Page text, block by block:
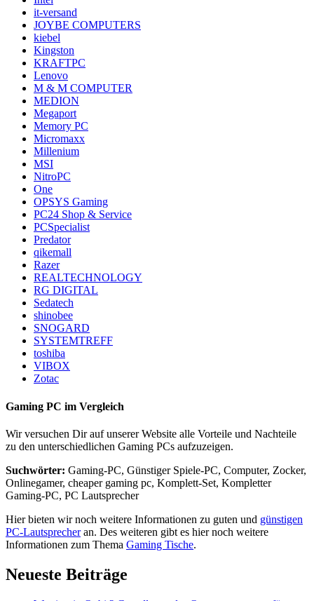
it-versand
JOYBE COMPUTERS
kiebel
Kingston
KRAFTPC
Lenovo
M & M COMPUTER
MEDION
Megaport
Memory PC
Micromaxx
Millenium
MSI
NitroPC
One
OPSYS Gaming
PC24 Shop & Service
PCSpecialist
Predator
qikemall
Razer
REALTECHNOLOGY
RG DIGITAL
Sedatech
shinobee
SNOGARD
SYSTEMTREFF
toshiba
VIBOX
Zotac
Gaming PC im Vergleich
Wir versuchen Dir auf unserer Website alle Vorteile und Nachteile
zu den unterschiedlichen Gaming PCs aufzuzeigen.
Suchwörter: Gaming-PC, Günstiger Spiele-PC, Computer, Zocker,
Onlinegamer, cheaper gaming pc, Komplett-Set, Kompletter
Gaming-PC, PC Lautsprecher
Hier bieten wir noch weitere Informationen zu guten und günstigen
PC-Lautsprecheran. Des weiteren gibt es hier noch weitere
Informationen zum Thema Gaming Tische.
Neueste Beiträge